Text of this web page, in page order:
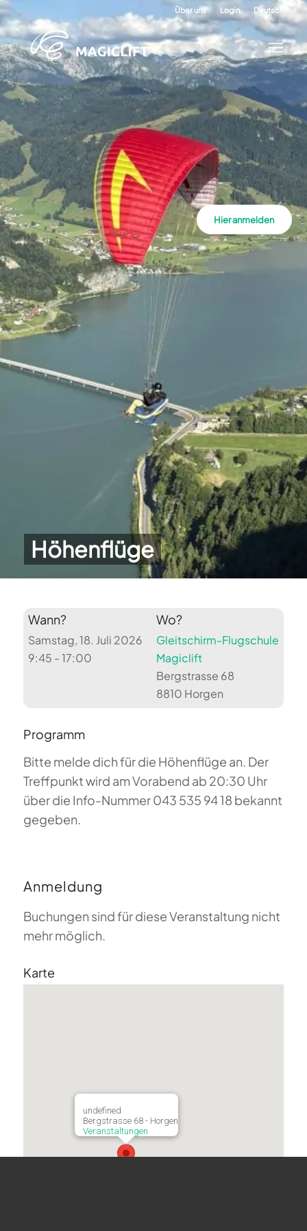
Über uns Login Deutsch
Höhenflüge
Hier anmelden
Wann?
Samstag, 18. Juli 2026
9:45 - 17:00
Wo?
Gleitschirm-Flugschule
Magiclift
Bergstrasse 68
8810 Horgen
Programm
Bitte melde dich für die Höhenflüge an. Der
Treffpunkt wird am Vorabend ab 20:30 Uhr
über die Info-Nummer 043 535 94 18 bekannt
gegeben.
Anmeldung
Buchungen sind für diese Veranstaltung nicht
mehr möglich.
Karte
undefined
Bergstrasse 68 - Horgen
Veranstaltungen